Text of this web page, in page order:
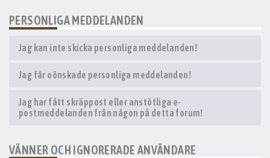
PERSONLIGA MEDDELANDEN
Jag kan inte skicka personliga meddelanden!
Jag får oönskade personliga meddelanden!
Jag har fått skräppost eller anstötliga e-
postmeddelanden från någon på detta forum!
VÄNNER OCH IGNORERADE ANVÄNDARE